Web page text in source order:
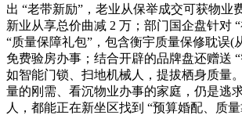
出 “老带新励”，老业从保举成交可获物业
新业从享总价曲减 2 万；部门国企盘针对
“质量保障礼包”，包含衡宇质量保修耽误(
免费验房办事；结合开辟的品牌盘还赠送 “
如智能门锁、扫地机械人，提拔栖身质量
量的刚需、看沉物业办事的家庭，仍是逃
人，都能正在新坐区找到 “预算婚配、质